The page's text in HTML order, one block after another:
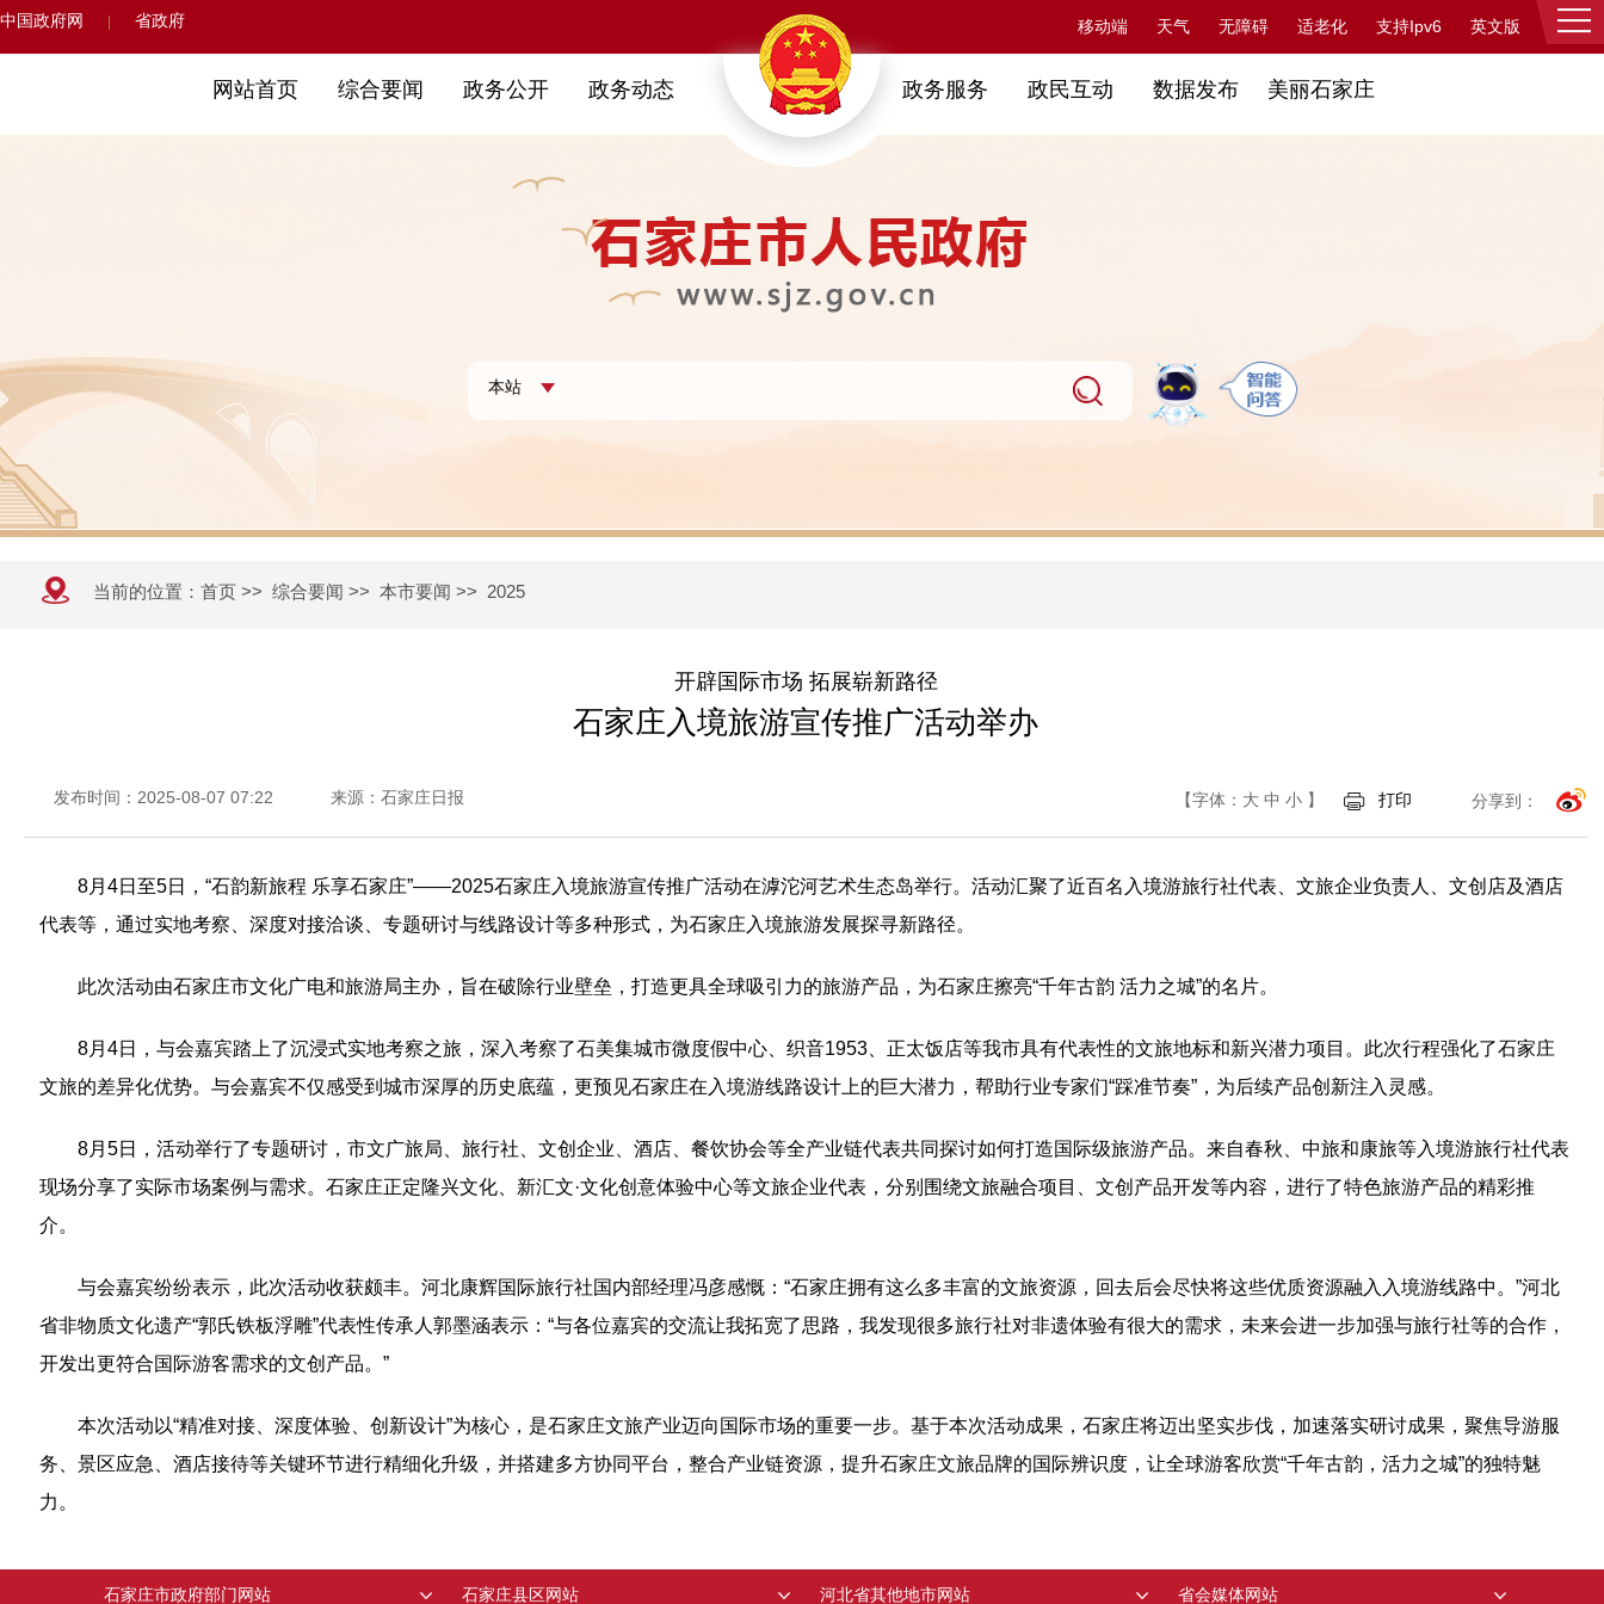
中国政府网 省政府 移动端 天气 无障碍 适老化 支持Ipv6 英文版 登录
网站首页 综合要闻 政务公开 政务动态 政务服务 政民互动 数据发布 美丽石家庄
当前的位置： 首页 >> 综合要闻 >> 本市要闻 >> 2025
开辟国际市场 拓展崭新路径
石家庄入境旅游宣传推广活动举办
发布时间：2025-08-07 07:22 来源：石家庄日报 【字体： 大 中 小 】 打印 分享到：
8月4日至5日，“石韵新旅程 乐享石家庄”——2025石家庄入境旅游宣传推广活动在滹沱河艺术生态岛举行。活动汇聚了近百名入境游旅行社代表、文旅企业负责人、文创店及酒店
代表等，通过实地考察、深度对接洽谈、专题研讨与线路设计等多种形式，为石家庄入境旅游发展探寻新路径。
此次活动由石家庄市文化广电和旅游局主办，旨在破除行业壁垒，打造更具全球吸引力的旅游产品，为石家庄擦亮“千年古韵 活力之城”的名片。
8月4日，与会嘉宾踏上了沉浸式实地考察之旅，深入考察了石美集城市微度假中心、织音1953、正太饭店等我市具有代表性的文旅地标和新兴潜力项目。此次行程强化了石家庄
文旅的差异化优势。与会嘉宾不仅感受到城市深厚的历史底蕴，更预见石家庄在入境游线路设计上的巨大潜力，帮助行业专家们“踩准节奏”，为后续产品创新注入灵感。
8月5日，活动举行了专题研讨，市文广旅局、旅行社、文创企业、酒店、餐饮协会等全产业链代表共同探讨如何打造国际级旅游产品。来自春秋、中旅和康旅等入境游旅行社代表
现场分享了实际市场案例与需求。石家庄正定隆兴文化、新汇文·文化创意体验中心等文旅企业代表，分别围绕文旅融合项目、文创产品开发等内容，进行了特色旅游产品的精彩推
介。
与会嘉宾纷纷表示，此次活动收获颇丰。河北康辉国际旅行社国内部经理冯彦感慨：“石家庄拥有这么多丰富的文旅资源，回去后会尽快将这些优质资源融入入境游线路中。”河北
省非物质文化遗产“郭氏铁板浮雕”代表性传承人郭墨涵表示：“与各位嘉宾的交流让我拓宽了思路，我发现很多旅行社对非遗体验有很大的需求，未来会进一步加强与旅行社等的合作，
开发出更符合国际游客需求的文创产品。”
本次活动以“精准对接、深度体验、创新设计”为核心，是石家庄文旅产业迈向国际市场的重要一步。基于本次活动成果，石家庄将迈出坚实步伐，加速落实研讨成果，聚焦导游服
务、景区应急、酒店接待等关键环节进行精细化升级，并搭建多方协同平台，整合产业链资源，提升石家庄文旅品牌的国际辨识度，让全球游客欣赏“千年古韵，活力之城”的独特魅
力。